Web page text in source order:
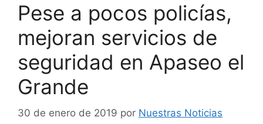
Pese a pocos policías,
mejoran servicios de
seguridad en Apaseo el
Grande
30 de enero de 2019 por Nuestras Noticias